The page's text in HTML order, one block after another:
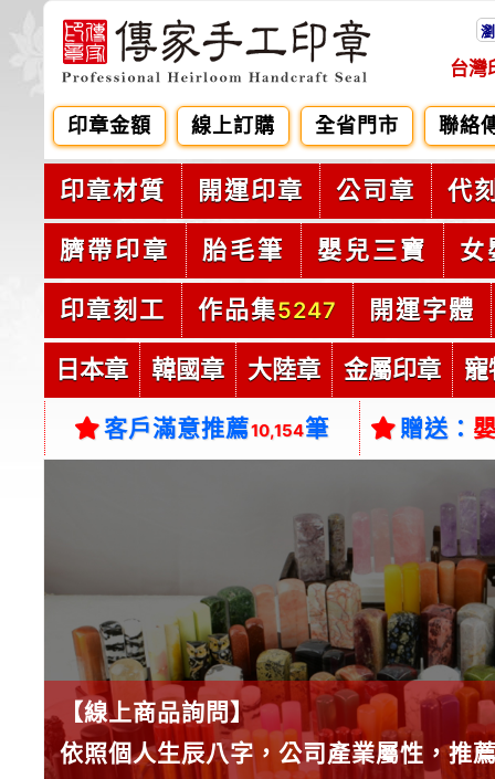
台灣
印章金額 線上訂購 全省門市 聯絡
印章材質 開運印章 公司章 代
臍帶印章 胎毛筆 嬰兒三寶 女
印章刻工 作品集5247 開運字體
日本章 韓國章 大陸章 金屬印章 寵
客戶滿意推薦10,154筆 贈送：
【線上商品詢問】
依照個人生辰八字，公司產業屬性，推